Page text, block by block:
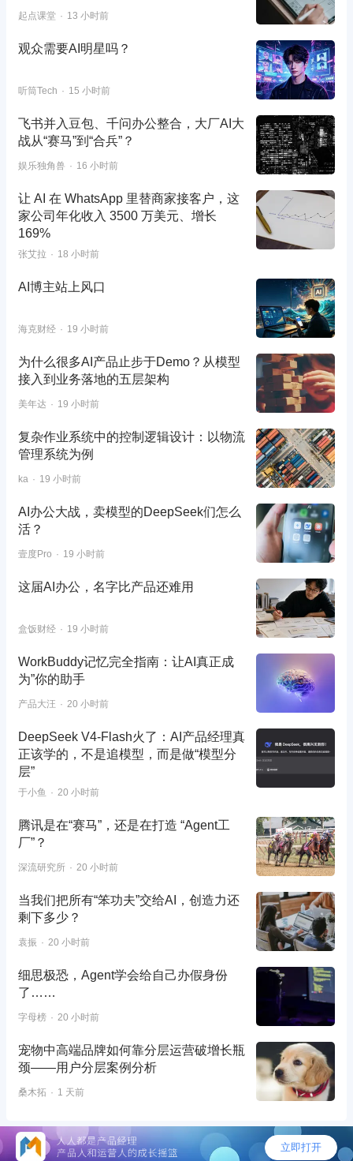
起点课堂 13 小时前
观众需要AI明星吗？
听筒Tech 15 小时前
飞书并入豆包、千问办公整合，大厂AI大
战从“赛马”到“合兵”？
娱乐独角兽 16 小时前
让 AI 在 WhatsApp 里替商家接客户，这
家公司年化收入 3500 万美元、增长
169%
张艾拉 18 小时前
AI博主站上风口
海克财经 19 小时前
为什么很多AI产品止步于Demo？从模型
接入到业务落地的五层架构
美年达 19 小时前
复杂作业系统中的控制逻辑设计：以物流
管理系统为例
ka 19 小时前
AI办公大战，卖模型的DeepSeek们怎么
活？
壹度Pro 19 小时前
这届AI办公，名字比产品还难用
盒饭财经 19 小时前
WorkBuddy记忆完全指南：让AI真正成
为”你的助手
产品大汪 20 小时前
DeepSeek V4-Flash火了：AI产品经理真
正该学的，不是追模型，而是做“模型分
层”
于小鱼 20 小时前
腾讯是在“赛马”，还是在打造 “Agent工
厂”？
深流研究所 20 小时前
当我们把所有“笨功夫”交给AI，创造力还
剩下多少？
袁振 20 小时前
细思极恐，Agent学会给自己办假身份
了……
字母榜 20 小时前
宠物中高端品牌如何靠分层运营破增长瓶
颈——用户分层案例分析
桑木拓 1 天前
©2026 - 人人都是产品经理